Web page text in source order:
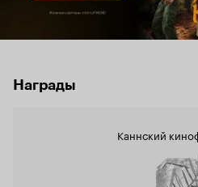
Награды
Каннский